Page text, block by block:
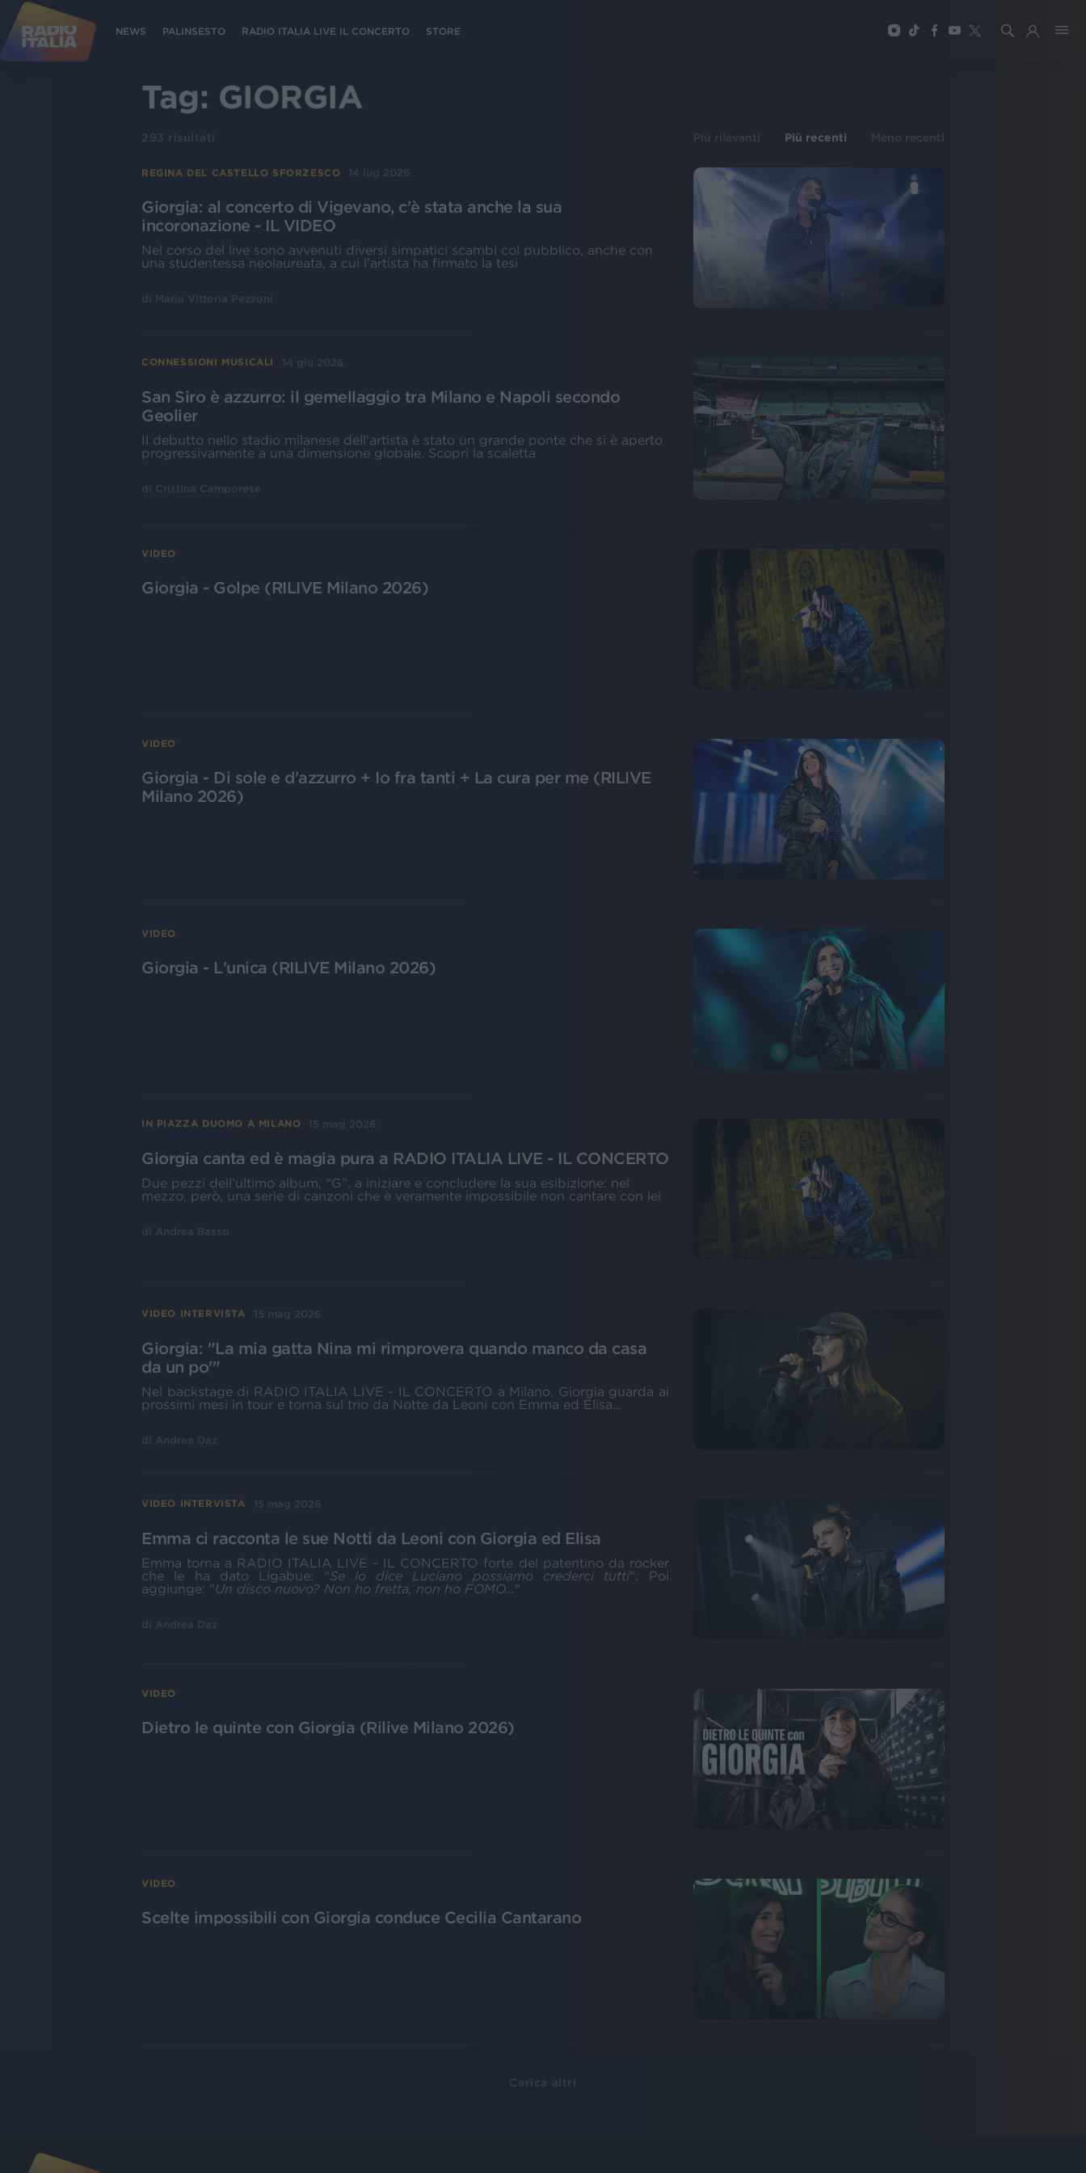
NEWS PALINSESTO RADIO ITALIA LIVE IL CONCERTO STORE
Tag: GIORGIA
293 risultati Più rilevanti Più recenti Meno recenti
REGINA DEL CASTELLO SFORZESCO 14 lug 2026
Giorgia: al concerto di Vigevano, c'è stata anche la sua
incoronazione - IL VIDEO
Nel corso del live sono avvenuti diversi simpatici scambi col pubblico, anche con
una studentessa neolaureata, a cui l'artista ha firmato la tesi
di Maria Vittoria Pezzoni
CONNESSIONI MUSICALI 14 giu 2026
San Siro è azzurro: il gemellaggio tra Milano e Napoli secondo
Geolier
Il debutto nello stadio milanese dell'artista è stato un grande ponte che si è aperto
progressivamente a una dimensione globale. Scopri la scaletta
di Cristina Camporese
VIDEO
Giorgia - Golpe (RILIVE Milano 2026)
VIDEO
Giorgia - Di sole e d'azzurro + Io fra tanti + La cura per me (RILIVE
Milano 2026)
VIDEO
Giorgia - L'unica (RILIVE Milano 2026)
IN PIAZZA DUOMO A MILANO 15 mag 2026
Giorgia canta ed è magia pura a RADIO ITALIA LIVE - IL CONCERTO
Due pezzi dell’ultimo album, “G”, a iniziare e concludere la sua esibizione: nel
mezzo, però, una serie di canzoni che è veramente impossibile non cantare con lei
di Andrea Basso
VIDEO INTERVISTA 15 mag 2026
Giorgia: "La mia gatta Nina mi rimprovera quando manco da casa
da un po'"
Nel backstage di RADIO ITALIA LIVE - IL CONCERTO a Milano, Giorgia guarda ai
prossimi mesi in tour e torna sul trio da Notte da Leoni con Emma ed Elisa...
di Andrea Daz
VIDEO INTERVISTA 15 mag 2026
Emma ci racconta le sue Notti da Leoni con Giorgia ed Elisa
Emma torna a RADIO ITALIA LIVE - IL CONCERTO forte del patentino da rocker
che le ha dato Ligabue: "Se lo dice Luciano possiamo crederci tutti". Poi
aggiunge: "Un disco nuovo? Non ho fretta, non ho FOMO..."
di Andrea Daz
VIDEO
Dietro le quinte con Giorgia (Rilive Milano 2026)
VIDEO
Scelte impossibili con Giorgia conduce Cecilia Cantarano
Carica altri